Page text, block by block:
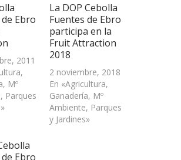
en
ventana
nueva)
Ebro
2011
Mº
Parques
La DOP Cebolla
Fuentes de Ebro
participa en la
Fruit Attraction
2018
2 noviembre, 2018
En «Agricultura,
Ganadería, Mº
Ambiente, Parques
y Jardines»
Ebro